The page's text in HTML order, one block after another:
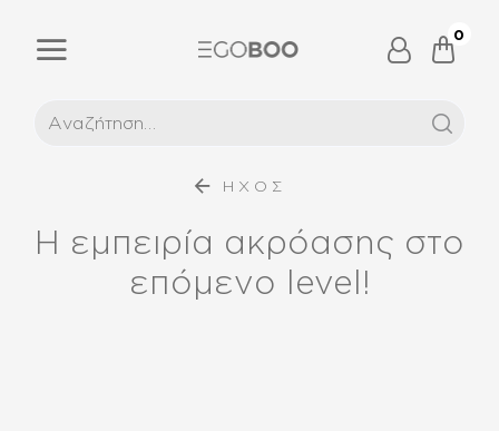
0
ΗΧΟΣ
Η εμπειρία ακρόασης στο
επόμενο level!